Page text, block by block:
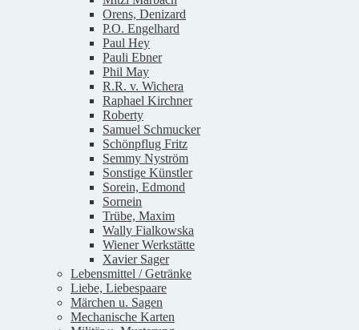
Orens, Denizard
P.O. Engelhard
Paul Hey
Pauli Ebner
Phil May
R.R. v. Wichera
Raphael Kirchner
Roberty
Samuel Schmucker
Schönpflug Fritz
Semmy Nyström
Sonstige Künstler
Sorein, Edmond
Sornein
Trübe, Maxim
Wally Fialkowska
Wiener Werkstätte
Xavier Sager
Lebensmittel / Getränke
Liebe, Liebespaare
Märchen u. Sagen
Mechanische Karten